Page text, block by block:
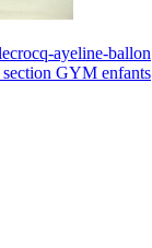
ayeline-ballon
GYM enfants